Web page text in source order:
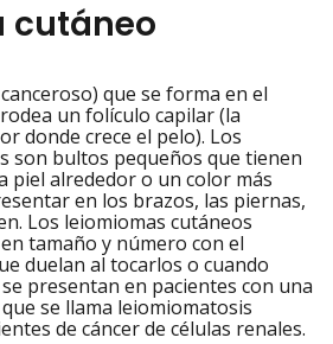
cutáneo
que se forma en el
un folículo capilar (la
donde crece el pelo). Los
son bultos pequeños que tienen
piel alrededor o un color más
en los brazos, las piernas,
Los leiomiomas cutáneos
tamaño y número con el
duelan al tocarlos o cuando
presentan en pacientes con una
se llama leiomiomatosis
de cáncer de células renales.